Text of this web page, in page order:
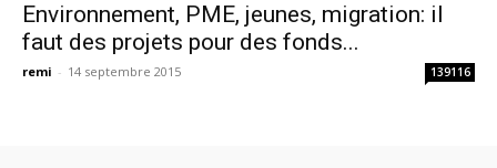
Environnement, PME, jeunes, migration: il
faut des projets pour des fonds...
remi - 14 septembre 2015 139116